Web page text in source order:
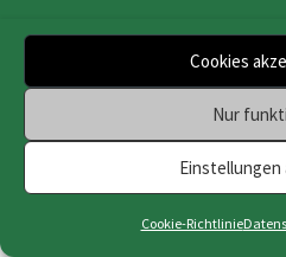
Cookies
Nur
Einstellungen
Cookie-Richtlinie
Impressum|
Webdesign &